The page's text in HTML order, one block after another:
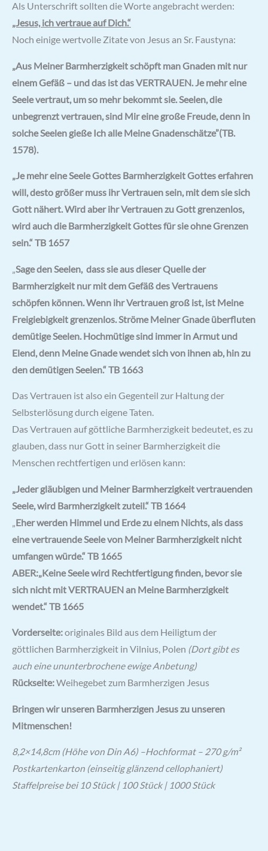
Als Unterschrift sollten die Worte angebracht werden:
„Jesus, ich vertraue auf Dich.“
Noch einige wertvolle Zitate von Jesus an Sr. Faustyna:
„Aus Meiner Barmherzigkeit schöpft man Gnaden mit nur
einem Gefäß – und das ist das VERTRAUEN. Je mehr eine
Seele vertraut, um so mehr bekommt sie. Seelen, die
unbegrenzt vertrauen, sind Mir eine große Freude, denn in
solche Seelen gieße Ich alle Meine Gnadenschätze”(TB.
1578).
„Je mehr eine Seele Gottes Barmherzigkeit Gottes erfahren
will, desto größer muss ihr Vertrauen sein, mit dem sie sich
Gott nähert. Wird aber ihr Vertrauen zu Gott grenzenlos,
wird auch die Barmherzigkeit Gottes für sie ohne Grenzen
sein.“ TB 1657
„Sage den Seelen, dass sie aus dieser Quelle der
Barmherzigkeit nur mit dem Gefäß des Vertrauens
schöpfen können. Wenn ihr Vertrauen groß ist, ist Meine
Freigiebigkeit grenzenlos. Ströme Meiner Gnade überfluten
demütige Seelen. Hochmütige sind immer in Armut und
Elend, denn Meine Gnade wendet sich von ihnen ab, hin zu
den demütigen Seelen.“ TB 1663
Das Vertrauen ist also ein Gegenteil zur Haltung der
Selbsterlösung durch eigene Taten.
Das Vertrauen auf göttliche Barmherzigkeit bedeutet, es zu
glauben, dass nur Gott in seiner Barmherzigkeit die
Menschen rechtfertigen und erlösen kann:
„Jeder gläubigen und Meiner Barmherzigkeit vertrauenden
Seele, wird Barmherzigkeit zuteil.“ TB 1664
„Eher werden Himmel und Erde zu einem Nichts, als dass
eine vertrauende Seele von Meiner Barmherzigkeit nicht
umfangen würde.“ TB 1665
ABER:„Keine Seele wird Rechtfertigung finden, bevor sie
sich nicht mit VERTRAUEN an Meine Barmherzigkeit
wendet.“ TB 1665
Vorderseite:originales Bild aus dem Heiligtum der
göttlichen Barmherzigkeit in Vilnius, Polen (Dort gibt es
auch eine ununterbrochene ewige Anbetung)
Rückseite:Weihegebet zum Barmherzigen Jesus
Bringen wir unseren Barmherzigen Jesus zu unseren
Mitmenschen!
8,2×14,8cm (Höhe von Din A6) –Hochformat – 270 g/m²
Postkartenkarton (einseitig glänzend cellophaniert)
Staffelpreise bei 10 Stück | 100 Stück | 1000 Stück